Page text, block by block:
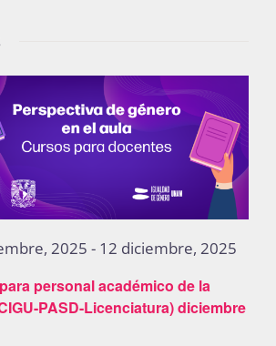
personal académico de la
PASD-Licenciatura) diciembre
2025 - 12 diciembre, 2025